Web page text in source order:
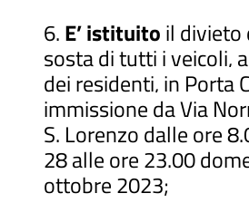
6.E’ istituitoil divieto
sosta di tutti i veicoli,
dei residenti, in Porta
immissione da Via
S. Lorenzo dalle ore
28 alle ore 23.00
ottobre 2023;